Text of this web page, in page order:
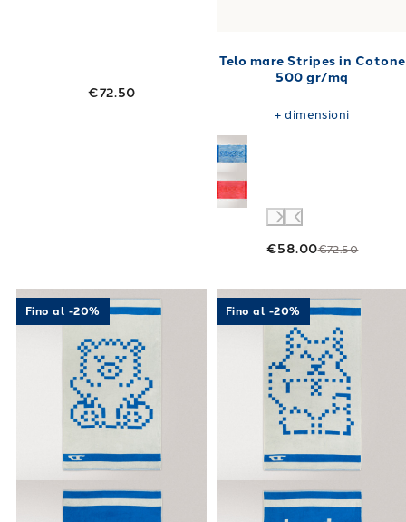
€72.50
Telo mare Stripes in Cotone
500 gr/mq
€58.00€72.50
+dimensioni
Link to " Telo mare Pixel Toys 3 in Cotone
Fino al -20%
Link to "
Fino al -20%